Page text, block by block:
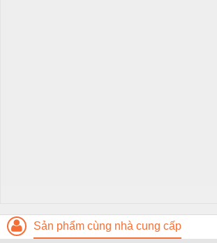
Sản phẩm cùng nhà cung cấp